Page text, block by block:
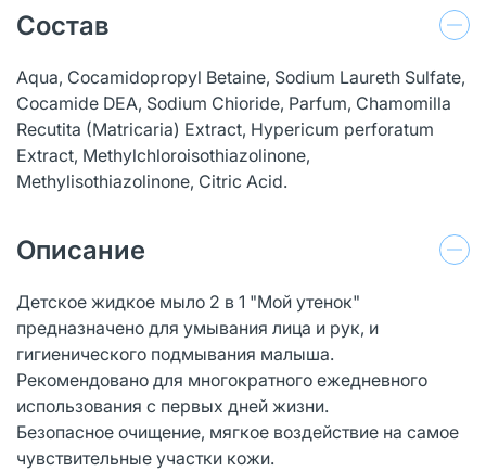
Состав
Aqua, Cocamidopropyl Betaine, Sodium Laureth Sulfate,
Cocamide DEA, Sodium Chioride, Parfum, Chamomilla
Recutita (Matricaria) Extract, Hypericum perforatum
Extract, Methylchloroisothiazolinone,
Methylisothiazolinone, Citric Acid.
Описание
Детское жидкое мыло 2 в 1 "Мой утенок"
предназначено для умывания лица и рук, и
гигиенического подмывания малыша.
Рекомендовано для многократного ежедневного
использования с первых дней жизни.
Безопасное очищение, мягкое воздействие на самое
чувствительные участки кожи.